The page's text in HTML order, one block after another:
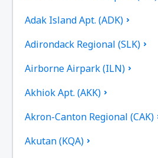
Adak Island Apt. (ADK)
Adirondack Regional (SLK)
Airborne Airpark (ILN)
Akhiok Apt. (AKK)
Akron-Canton Regional (CAK)
Akutan (KQA)